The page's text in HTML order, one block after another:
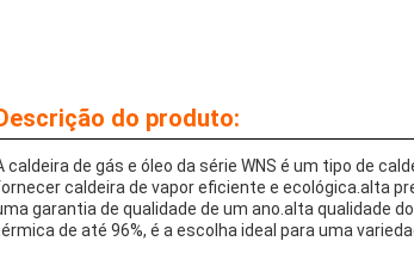
do produto:
caldeira de gás e óleo da série WNS é um tipo de
caldeira de vapor eficiente e ecológica.alta
garantia de qualidade de um ano.alta qualidade
de até 96%, é a escolha ideal para uma